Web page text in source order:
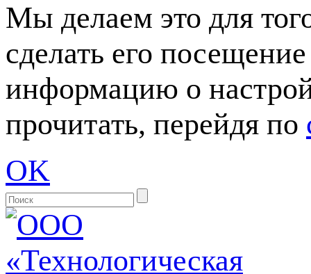
Мы делаем это для
сделать его
информацию о
прочитать, перейдя по
OK